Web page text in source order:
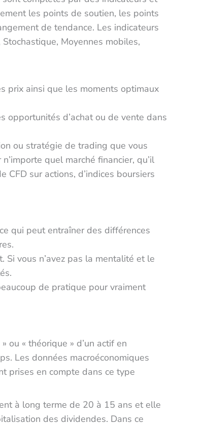
les points de soutien, les points
de tendance. Les indicateurs
Moyennes mobiles,
prix ainsi que les moments optimaux
opportunités d’achat ou de vente dans
ou stratégie de trading que vous
quel marché financier, qu’il
CFD sur actions, d’indices boursiers
qui peut entraîner des différences
vous n’avez pas la mentalité et le
de pratique pour vraiment
ou « théorique » d’un actif en
Les données macroéconomiques
prises en compte dans ce type
à long terme de 20 à 15 ans et elle
des dividendes. Dans ce